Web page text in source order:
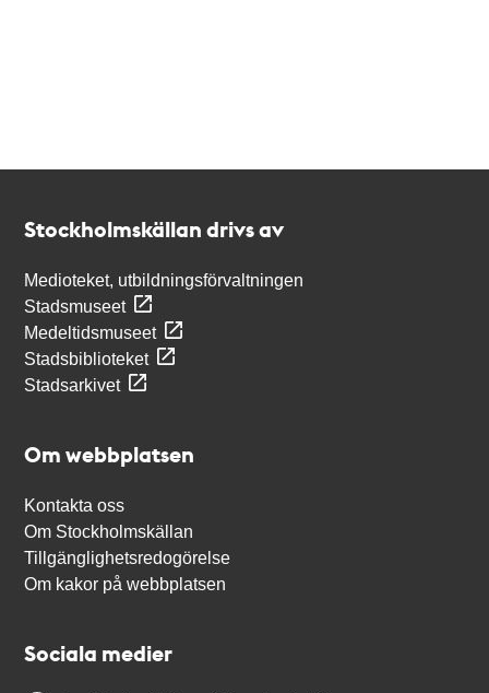
Stockholmskällan drivs av
Medioteket, utbildningsförvaltningen
Stadsmuseet
Medeltidsmuseet
Stadsbiblioteket
Stadsarkivet
Om webbplatsen
Kontakta oss
Om Stockholmskällan
Tillgänglighetsredogörelse
Om kakor på webbplatsen
Sociala medier